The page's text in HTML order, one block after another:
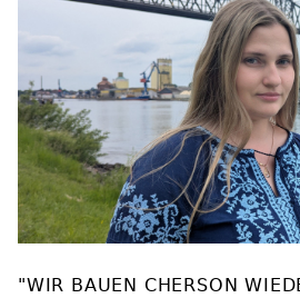
"WIR BAUEN CHERSON